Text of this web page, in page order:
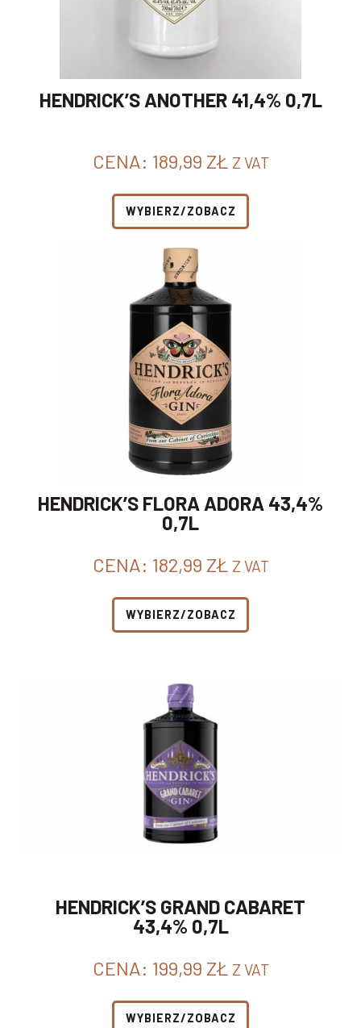
HENDRICK’S ANOTHER 41,4% 0,7L
CENA: 189,99 ZŁ Z VAT
WYBIERZ/ZOBACZ
HENDRICK’S FLORA ADORA 43,4%
0,7L
CENA: 182,99 ZŁ Z VAT
WYBIERZ/ZOBACZ
HENDRICK’S GRAND CABARET
43,4% 0,7L
CENA: 199,99 ZŁ Z VAT
WYBIERZ/ZOBACZ